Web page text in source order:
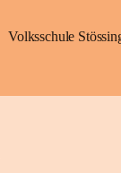
Volksschule